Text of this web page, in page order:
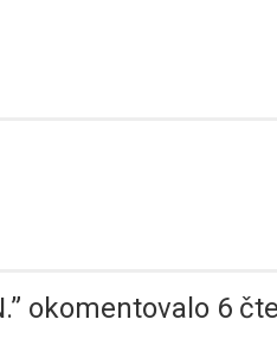
” okomentovalo 6